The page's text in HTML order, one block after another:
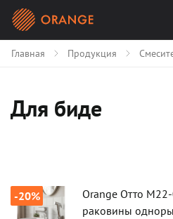
Главная Продукция
Для биде
-20%
Orange Отто
раковины